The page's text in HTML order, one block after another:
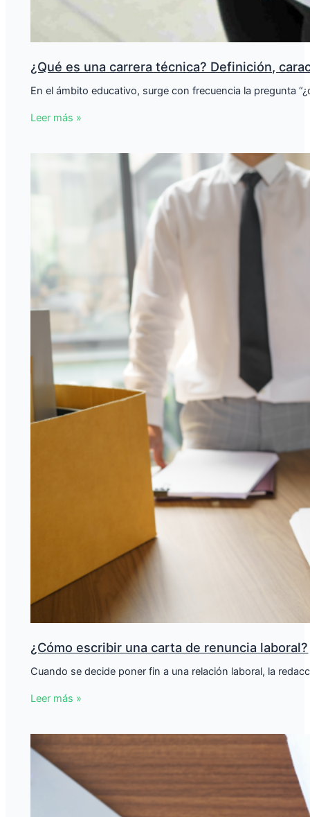
¿Qué es una carrera técnica? Definición,
En el ámbito educativo, surge con frecuencia la pregunta
Leer más »
¿Cómo escribir una carta de renuncia laboral?
Cuando se decide poner fin a una relación laboral, la
Leer más »